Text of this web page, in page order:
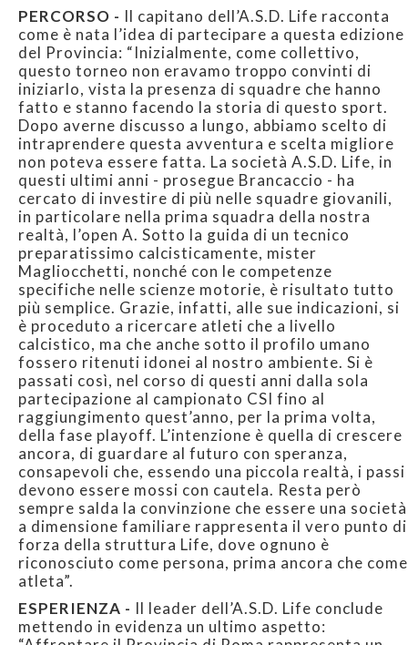
PERCORSO - Il capitano dell’A.S.D. Life racconta
come è nata l’idea di partecipare a questa edizione
del Provincia: “Inizialmente, come collettivo,
questo torneo non eravamo troppo convinti di
iniziarlo, vista la presenza di squadre che hanno
fatto e stanno facendo la storia di questo sport.
Dopo averne discusso a lungo, abbiamo scelto di
intraprendere questa avventura e scelta migliore
non poteva essere fatta. La società A.S.D. Life, in
questi ultimi anni - prosegue Brancaccio - ha
cercato di investire di più nelle squadre giovanili,
in particolare nella prima squadra della nostra
realtà, l’open A. Sotto la guida di un tecnico
preparatissimo calcisticamente, mister
Magliocchetti, nonché con le competenze
specifiche nelle scienze motorie, è risultato tutto
più semplice. Grazie, infatti, alle sue indicazioni, si
è proceduto a ricercare atleti che a livello
calcistico, ma che anche sotto il profilo umano
fossero ritenuti idonei al nostro ambiente. Si è
passati così, nel corso di questi anni dalla sola
partecipazione al campionato CSI fino al
raggiungimento quest’anno, per la prima volta,
della fase playoff. L’intenzione è quella di crescere
ancora, di guardare al futuro con speranza,
consapevoli che, essendo una piccola realtà, i passi
devono essere mossi con cautela. Resta però
sempre salda la convinzione che essere una società
a dimensione familiare rappresenta il vero punto di
forza della struttura Life, dove ognuno è
riconosciuto come persona, prima ancora che come
atleta”.
ESPERIENZA - Il leader dell’A.S.D. Life conclude
mettendo in evidenza un ultimo aspetto: